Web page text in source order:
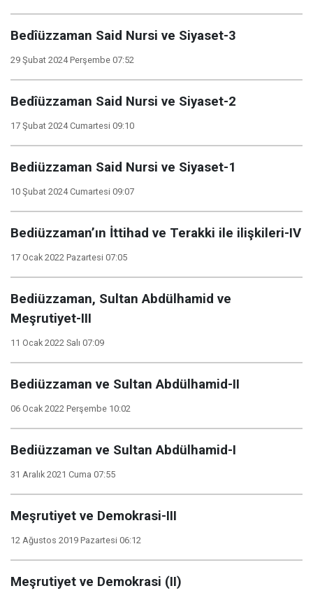
Bedîüzzaman Said Nursi ve Siyaset-3
29 Şubat 2024 Perşembe 07:52
Bedîüzzaman Said Nursi ve Siyaset-2
17 Şubat 2024 Cumartesi 09:10
Bediüzzaman Said Nursi ve Siyaset-1
10 Şubat 2024 Cumartesi 09:07
Bediüzzaman’ın İttihad ve Terakki ile ilişkileri-IV
17 Ocak 2022 Pazartesi 07:05
Bediüzzaman, Sultan Abdülhamid ve
Meşrutiyet-III
11 Ocak 2022 Salı 07:09
Bediüzzaman ve Sultan Abdülhamid-II
06 Ocak 2022 Perşembe 10:02
Bediüzzaman ve Sultan Abdülhamid-I
31 Aralık 2021 Cuma 07:55
Meşrutiyet ve Demokrasi-III
12 Ağustos 2019 Pazartesi 06:12
Meşrutiyet ve Demokrasi (II)